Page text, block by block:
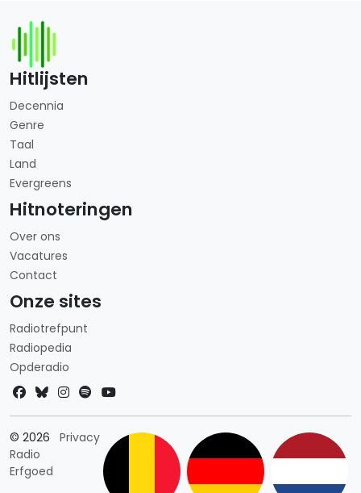
Hitlijsten
Decennia
Genre
Taal
Land
Evergreens
Hitnoteringen
Over ons
Vacatures
Contact
Onze sites
Radiotrefpunt
Radiopedia
Opderadio
© 2026
Radio
Erfgoed
PrivacyLandkeuze